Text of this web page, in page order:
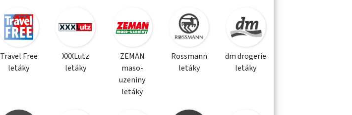
Travel Free
letáky
XXXLutz
letáky
ZEMAN
maso-
uzeniny
letáky
Rossmann
letáky
dm drogerie
letáky